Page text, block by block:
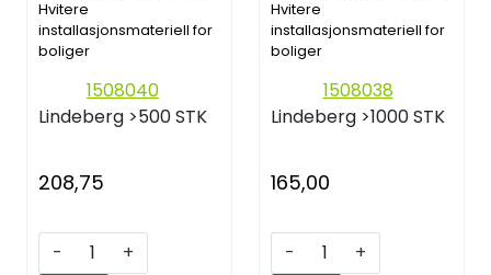
Hvitere
installasjonsmateriell for
boliger
1508040
Lindeberg >500 STK
208,75
- +
Hvitere
installasjonsmateriell for
boliger
1508038
Lindeberg >1000 STK
165,00
- +